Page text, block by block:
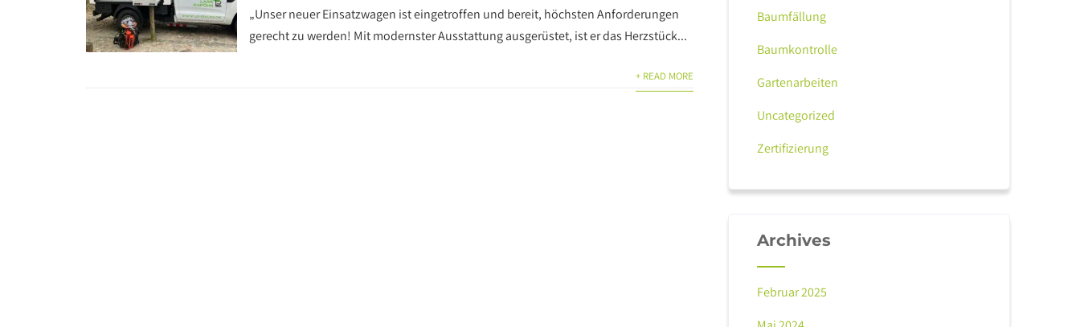
„Unser neuer Einsatzwagen ist eingetroffen und bereit, höchsten Anforderungen
gerecht zu werden! Mit modernster Ausstattung ausgerüstet, ist er das Herzstück...
+ READ MORE
Baumfällung
Baumkontrolle
Gartenarbeiten
Uncategorized
Zertifizierung
Archives
Februar 2025